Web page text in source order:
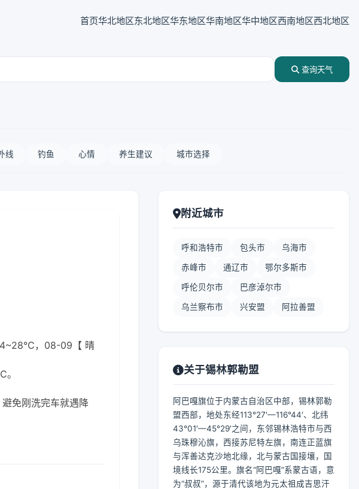
首页华北地区东北地区华东地区华南地区华中地区西南地区西北地区
查询天气
线 钓鱼 心情 养生建议 城市选择
，08-09【 晴
免刚洗完车就遇降
附近城市
呼和浩特市 包头市 乌海市
赤峰市 通辽市 鄂尔多斯市
呼伦贝尔市 巴彦淖尔市
乌兰察布市 兴安盟 阿拉善盟
关于锡林郭勒盟
阿巴嘎旗位于内蒙古自治区中部，锡林郭勒
盟西部，地处东经113°27′—116°44′、北纬
43°01′—45°29′之间，东邻锡林浩特市与西
乌珠穆沁旗，西接苏尼特左旗，南连正蓝旗
与浑善达克沙地北缘，北与蒙古国接壤，国
境线长175公里。旗名“阿巴嘎”系蒙古语，意
为“叔叔”，源于清代该地为元太祖成吉思汗